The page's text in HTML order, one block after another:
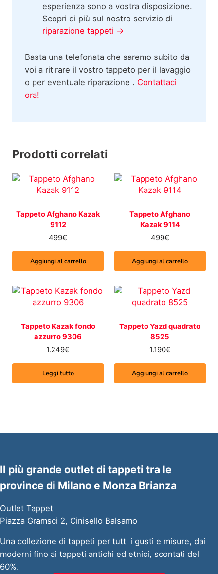
esperienza sono a vostra disposizione.
Scopri di più sul nostro servizio di
riparazione tappeti →
Basta una telefonata che saremo subito da
voi a ritirare il vostro tappeto per il lavaggio
o per eventuale riparazione . Contattaci
ora!
Prodotti correlati
Tappeto Afghano Kazak
9112
499€
Aggiungi al carrello
Tappeto Afghano
Kazak 9114
499€
Aggiungi al carrello
Tappeto Kazak fondo
azzurro 9306
1.249€
Leggi tutto
Tappeto Yazd quadrato
8525
1.190€
Aggiungi al carrello
Il più grande outlet di tappeti tra le
province di Milano e Monza Brianza
Outlet Tappeti
Piazza Gramsci 2, Cinisello Balsamo
Una collezione di tappeti per tutti i gusti e misure, dai
moderni fino ai tappeti antichi ed etnici, scontati del
60%.